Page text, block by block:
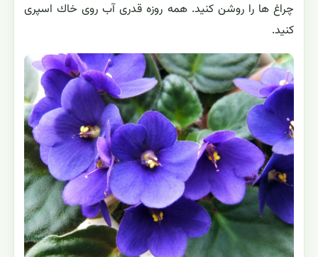
چراغ ها را روشن كنید. همه روزه قدری آب روی خاك اسپری
كنید.